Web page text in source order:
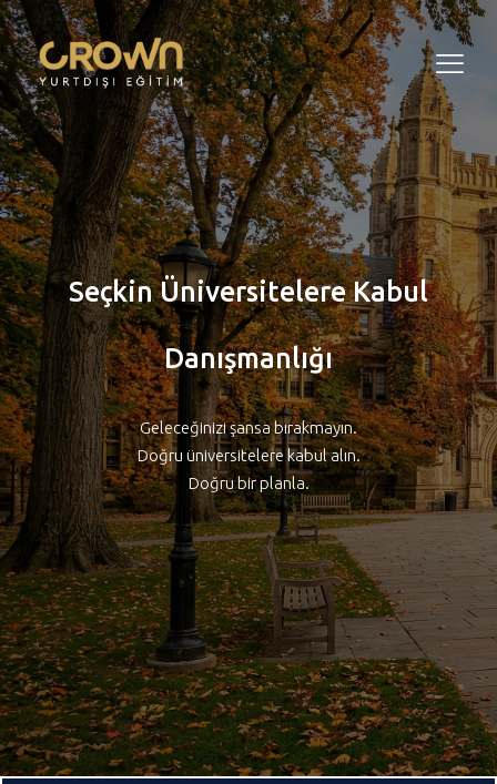
Seçkin Üniversitelere Kabul
Danışmanlığı
Geleceğinizi şansa bırakmayın.
Doğru üniversitelere kabul alın.
Doğru bir planla.